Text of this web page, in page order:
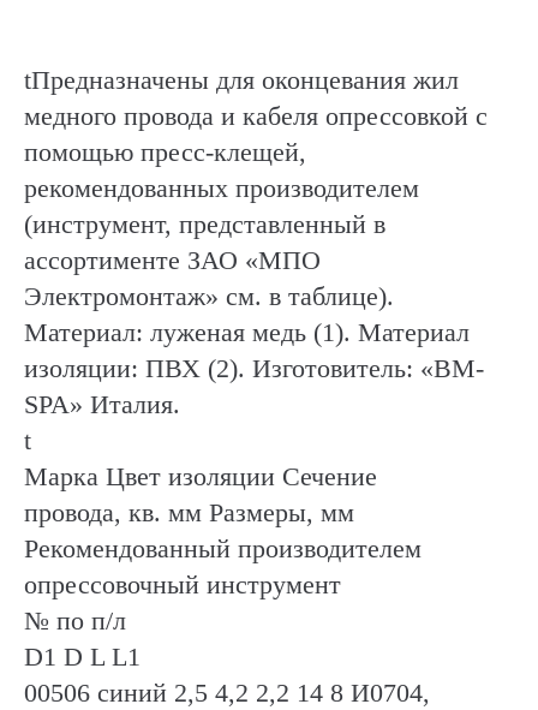
tПредназначены для оконцевания жил
медного провода и кабеля опрессовкой с
помощью пресс-клещей,
рекомендованных производителем
(инструмент, представленный в
ассортименте ЗАО «МПО
Электромонтаж» см. в таблице).
Материал: луженая медь (1). Материал
изоляции: ПВХ (2). Изготовитель: «BM-
SPA» Италия.
t
Марка Цвет изоляции Сечение
провода, кв. мм Размеры, мм
Рекомендованный производителем
опрессовочный инструмент
№ по п/л
D1 D L L1
00506 синий 2,5 4,2 2,2 14 8 И0704,